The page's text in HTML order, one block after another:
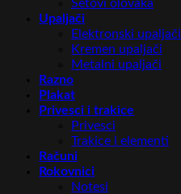
Setovi olovaka
Upaljači
Elektronski upaljači
Kremen upaljači
Metalni upaljači
Razno
Plakat
Privesci i trakice
Privesci
Trakice i elementi
Računi
Rokovnici
Notesi